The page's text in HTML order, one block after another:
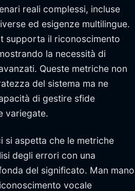
reali complessi, incluse
ed esigenze multilingue.
supporta il riconoscimento
la necessità di
Queste metriche non
del sistema ma ne
di gestire sfide
variegate.
si aspetta che le metriche
degli errori con una
del significato. Man mano
vocale